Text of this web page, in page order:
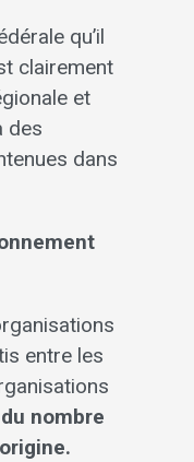
qu’il
clairement
et
des
dans
entre les
nombre